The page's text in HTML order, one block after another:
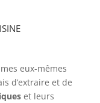
eux-mêmes
d’extraire et de
et leurs